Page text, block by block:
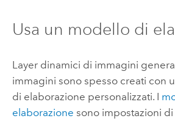
Usa un modello di
Layer dinamici di immagini
immagini sono spesso creati con
di elaborazione personalizzati. I
elaborazione sono impostazioni